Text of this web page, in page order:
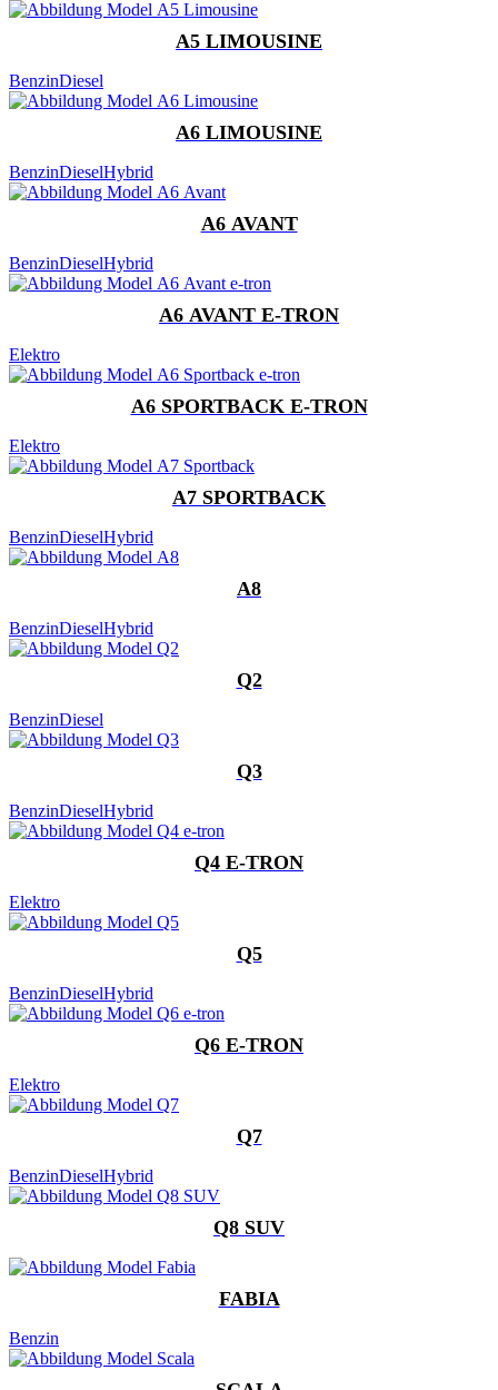
A5 LIMOUSINE
BenzinDiesel
A6 LIMOUSINE
BenzinDieselHybrid
A6 AVANT
BenzinDieselHybrid
A6 AVANT E-TRON
Elektro
A6 SPORTBACK E-TRON
Elektro
A7 SPORTBACK
BenzinDieselHybrid
A8
BenzinDieselHybrid
Q2
BenzinDiesel
Q3
BenzinDieselHybrid
Q4 E-TRON
Elektro
Q5
BenzinDieselHybrid
Q6 E-TRON
Elektro
Q7
BenzinDieselHybrid
Q8 SUV
FABIA
Benzin